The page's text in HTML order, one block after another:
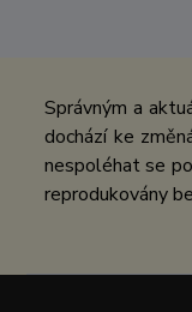
Správným a
dochází ke
nespoléhat se
reprodukovány